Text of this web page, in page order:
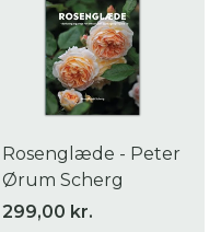
Rosenglæde - Peter
Ørum Scherg
299,00 kr.